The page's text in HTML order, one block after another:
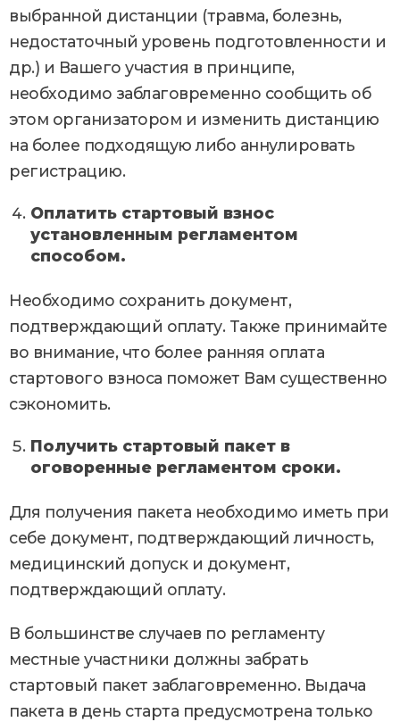
выбранной дистанции (травма, болезнь,
недостаточный уровень подготовленности и
др.) и Вашего участия в принципе,
необходимо заблаговременно сообщить об
этом организатором и изменить дистанцию
на более подходящую либо аннулировать
регистрацию.
Оплатить стартовый взнос
установленным регламентом
способом.
Необходимо сохранить документ,
подтверждающий оплату. Также принимайте
во внимание, что более ранняя оплата
стартового взноса поможет Вам существенно
сэкономить.
Получить стартовый пакет в
оговоренные регламентом сроки.
Для получения пакета необходимо иметь при
себе документ, подтверждающий личность,
медицинский допуск и документ,
подтверждающий оплату.
В большинстве случаев по регламенту
местные участники должны забрать
стартовый пакет заблаговременно. Выдача
пакета в день старта предусмотрена только